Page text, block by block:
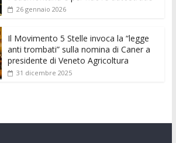
26 gennaio 2026
Il Movimento 5 Stelle invoca la “legge
anti trombati” sulla nomina di Caner a
presidente di Veneto Agricoltura
31 dicembre 2025